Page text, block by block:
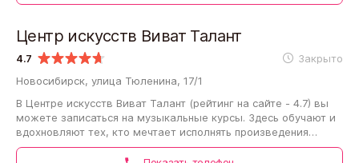
4.7 Закрыто
Центр искусств Виват Талант
Новосибирск, улица Тюленина, 17/1
В Центре искусств Виват Талант (рейтинг на сайте - 4.7) вы
можете записаться на музыкальные курсы. Здесь обучают и
вдохновляют тех, кто мечтает исполнять произведения
известных композиторов или…